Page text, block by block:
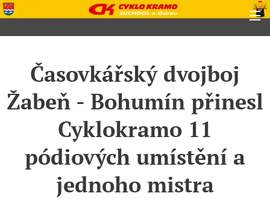
Časovkářský dvojboj
Žabeň - Bohumín přinesl
Cyklokramo 11
pódiových umístění a
jednoho mistra